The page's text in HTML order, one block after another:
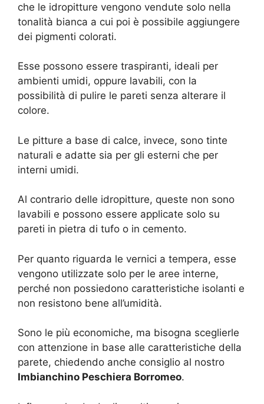
che le idropitture vengono vendute solo nella
tonalità bianca a cui poi è possibile aggiungere
dei pigmenti colorati.
Esse possono essere traspiranti, ideali per
ambienti umidi, oppure lavabili, con la
possibilità di pulire le pareti senza alterare il
colore.
Le pitture a base di calce, invece, sono tinte
naturali e adatte sia per gli esterni che per
interni umidi.
Al contrario delle idropitture, queste non sono
lavabili e possono essere applicate solo su
pareti in pietra di tufo o in cemento.
Per quanto riguarda le vernici a tempera, esse
vengono utilizzate solo per le aree interne,
perché non possiedono caratteristiche isolanti e
non resistono bene all’umidità.
Sono le più economiche, ma bisogna sceglierle
con attenzione in base alle caratteristiche della
parete, chiedendo anche consiglio al nostro
Imbianchino Peschiera Borromeo.